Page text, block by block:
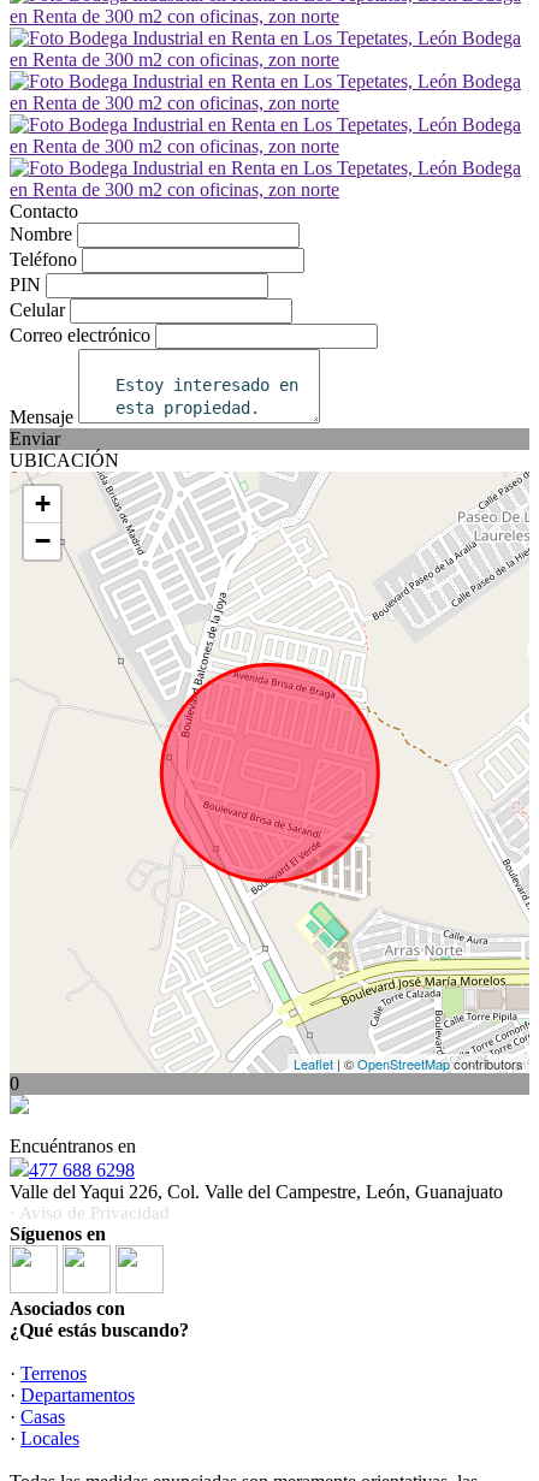
Contacto
Nombre
Teléfono
PIN
Celular
Correo electrónico
Mensaje
Enviar
UBICACIÓN
+
−
Leaflet | ©OpenStreetMapcontributors
0
Encuéntranos en
477 688 6298
Valle del Yaqui 226, Col. Valle del Campestre, León, Guanajuato
· Aviso de Privacidad
Síguenos en
Asociados con
¿Qué estás buscando?
· Terrenos
· Departamentos
· Casas
· Locales